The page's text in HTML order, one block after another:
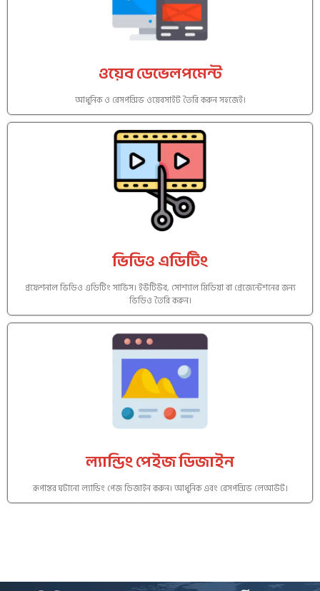
ওয়েব ডেভেলপমেন্ট
আধুনিক ও রেসপন্সিভ ওয়েবসাইট তৈরি করুন সহজেই।
ভিডিও এডিটিং
প্রফেশনাল ভিডিও এডিটিং সার্ভিস। ইউটিউব, সোশ্যাল মিডিয়া বা প্রেজেন্টেশনের জন্য
ভিডিও তৈরি করুন।
ল্যান্ডিং পেইজ ডিজাইন
রূপান্তর ঘটানো ল্যান্ডিং পেজ ডিজাইন করুন। আধুনিক এবং রেসপন্সিভ লেআউট।